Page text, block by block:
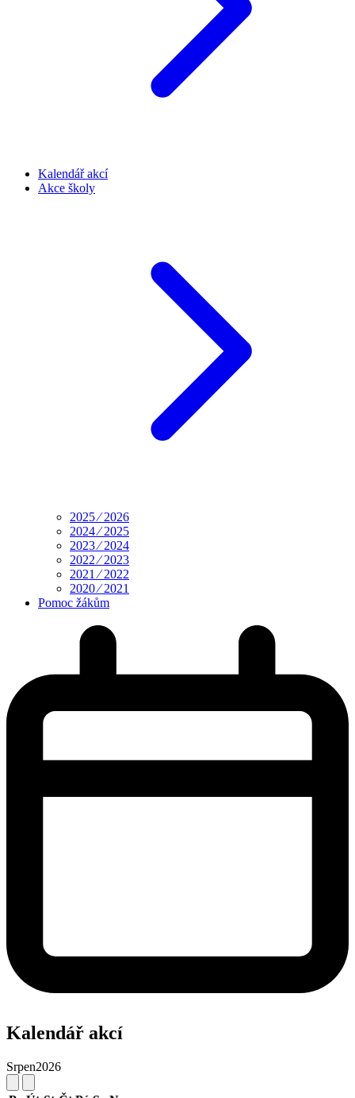
Kalendář akcí
Akce školy
2025 ⁄ 2026
2024 ⁄ 2025
2023 ⁄ 2024
2022 ⁄ 2023
2021 ⁄ 2022
2020 ⁄ 2021
Pomoc žákům
Kalendář akcí
Srpen2026